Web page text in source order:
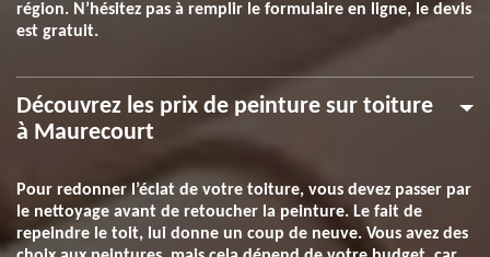
région. N’hésitez pas à remplir le formulaire en ligne, le devis
est gratuit.
Découvrez les prix de peinture sur toiture
à Maurecourt
Pour redonner l’éclat de votre toiture, vous devez passer par
le nettoyage avant de retoucher la peinture. Le fait de
repeindre le toit, lui donne un coup de neuve. Vous avez des